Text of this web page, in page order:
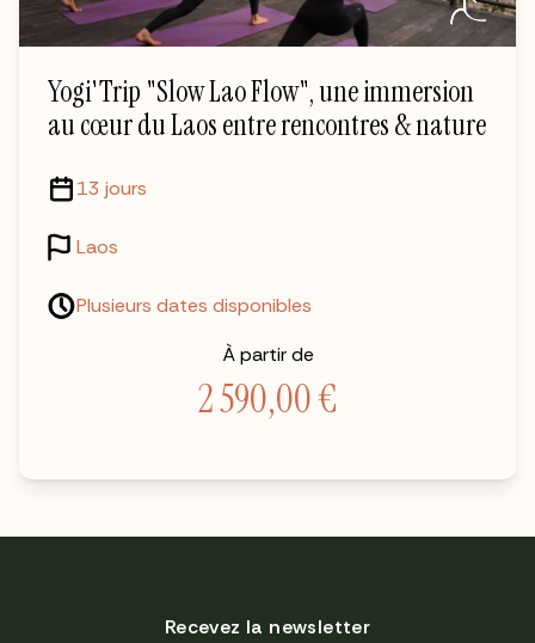
Yogi'Trip "Slow Lao Flow", une immersion
au cœur du Laos entre rencontres & nature
13 jours
Laos
Plusieurs dates disponibles
À partir de
2 590,00€
Recevez la newsletter